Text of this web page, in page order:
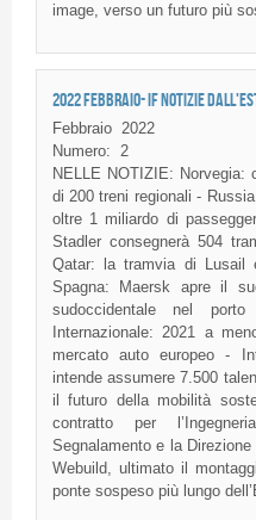
image, verso un futuro più
2022 FEBBRAIO- IF NOTIZIE
Febbraio
2022
Numero:
2
NELLE NOTIZIE: Norvegia:
di 200 treni regionali -
oltre 1 miliardo di
Stadler consegnerà 504
Qatar: la tramvia di Lusail
Spagna: Maersk apre il
sudoccidentale nel
Internazionale: 2021 a
mercato auto europeo -
intende assumere 7.500
il futuro della mobilità
contratto per
Segnalamento e la
Webuild, ultimato il
ponte sospeso più lungo